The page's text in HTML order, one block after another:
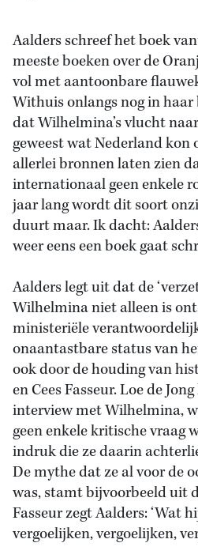
Aalders schreef het boek
meeste boeken over de
vol met aantoonbare
Withuis onlangs nog in
dat Wilhelmina’s vlucht
geweest wat Nederland kon
allerlei bronnen laten zien
internationaal geen enkele
jaar lang wordt dit soort
duurt maar. Ik dacht:
weer eens een boek gaat
Aalders legt uit dat de
Wilhelmina niet alleen is
ministeriële
onaantastbare status van
ook door de houding van
en Cees Fasseur. Loe de
interview met Wilhelmina,
geen enkele kritische vraag
indruk die ze daarin
De mythe dat ze al voor de
was, stamt bijvoorbeeld uit
Fasseur zegt Aalders: ‘Wat
vergoelijken, vergoelijken,